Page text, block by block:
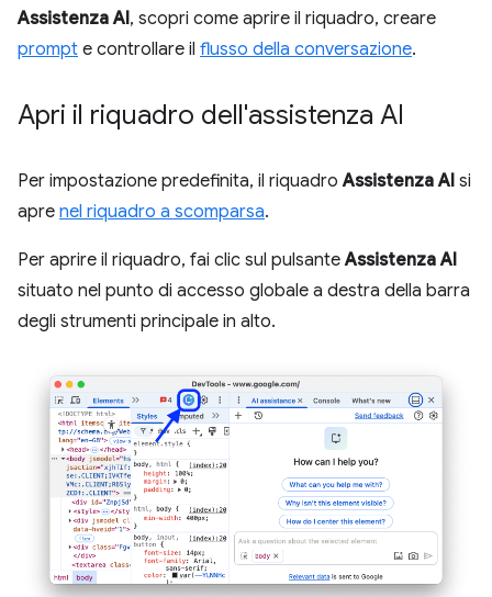
Assistenza AI, scopri come aprire il riquadro, creare
prompt e controllare il flusso della conversazione.
Apri il riquadro dell'assistenza AI
Per impostazione predefinita, il riquadroAssistenza AI si
apre nel riquadro a scomparsa.
Per aprire il riquadro, fai clic sul pulsanteAssistenza AI
situato nel punto di accesso globale a destra della barra
degli strumenti principale in alto.